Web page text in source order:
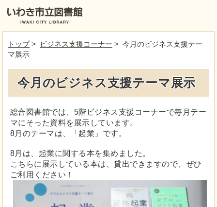
トップ> ビジネス支援コーナー > 今月のビジネス支援テー
マ展示
今月のビジネス支援テーマ展示
総合図書館では、5階ビジネス支援コーナーで毎月テー
マにそった資料を展示しています。
8月のテーマは、「起業」です。
8月は、起業に関する本を集めました。
こちらに展示している本は、貸出できますので、ぜひ
ご利用ください！